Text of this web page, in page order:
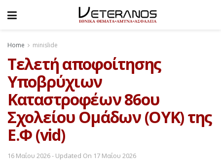
Home minislide
Tελετή αποφοίτησης
Υποβρύχιων
Καταστροφέων 86ου
Σχολείου Ομάδων (ΟΥΚ) της
Ε.Φ (vid)
16 Μαΐου 2026 - Updated On 17 Μαΐου 2026